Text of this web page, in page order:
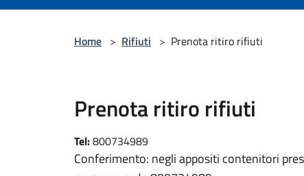
Home > Rifiuti > Prenota ritiro rifiuti
Prenota ritiro rifiuti
Tel:800734989
Conferimento: negli appositi contenitori